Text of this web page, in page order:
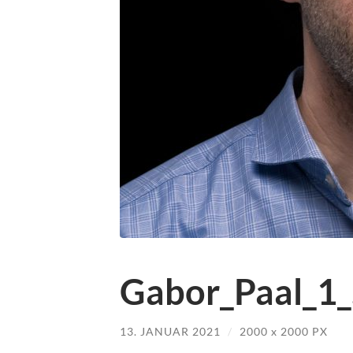
13. JANUAR 2021 / 2000 x 2000 PX